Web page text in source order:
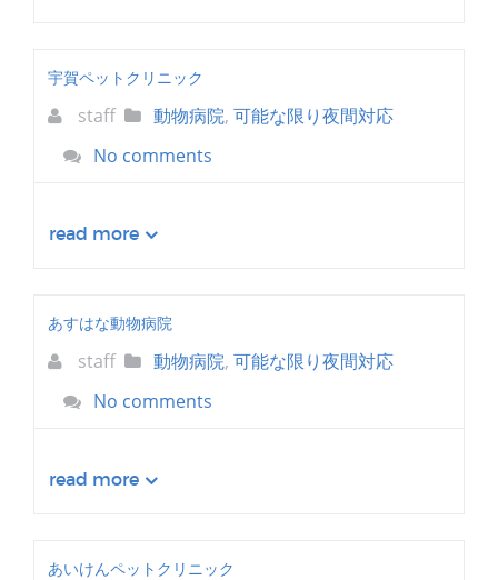
宇賀ペットクリニック
staff 動物病院, 可能な限り夜間対応
No comments
read more
あすはな動物病院
staff 動物病院, 可能な限り夜間対応
No comments
read more
あいけんペットクリニック